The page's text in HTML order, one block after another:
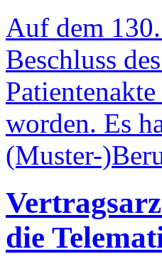
Auf dem
Beschluss
worden. Es
(Muster-
die